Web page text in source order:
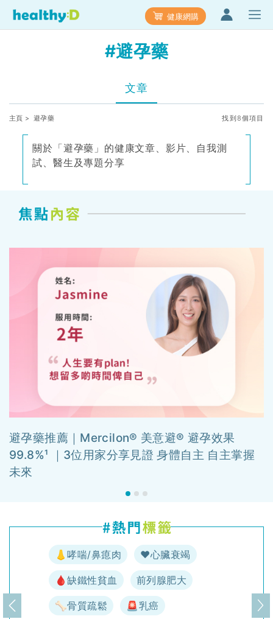
健康網購
#避孕藥
文章
主頁 > 避孕藥 找到8個項目
關於「避孕藥」的健康文章、影片、自我測
試、醫生及專題分享
避孕藥推薦｜Mercilon® 美意避® 避孕效果
99.8%¹ ｜3位用家分享見證 身體自主 自主掌握
未來
👃哮喘/鼻瘜肉 ♥️心臟衰竭
🩸缺鐵性貧血 前列腺肥大
🦴骨質疏鬆 🚨乳癌
上一頁 下